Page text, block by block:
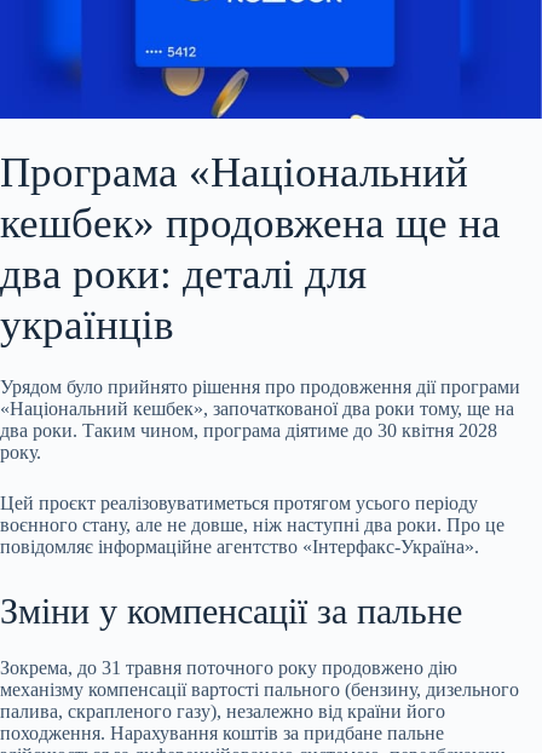
Програма «Національний
кешбек» продовжена ще на
два роки: деталі для
українців
Урядом було прийнято рішення про продовження дії програми
«Національний кешбек», започаткованої два роки тому, ще на
два роки. Таким чином, програма діятиме до 30 квітня 2028
року.
Цей проєкт реалізовуватиметься протягом усього періоду
воєнного стану, але не довше, ніж наступні два роки. Про це
повідомляє інформаційне агентство «Інтерфакс-Україна».
Зміни у компенсації за пальне
Зокрема, до 31 травня поточного року продовжено дію
механізму компенсації вартості пального (бензину, дизельного
палива, скрапленого газу), незалежно від країни його
походження. Нарахування коштів за придбане пальне